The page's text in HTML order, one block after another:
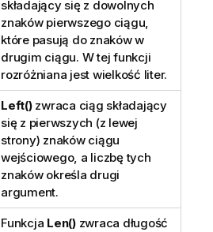
składający się z dowolnych
znaków pierwszego ciągu,
które pasują do znaków w
drugim ciągu. W tej funkcji
rozróżniana jest wielkość liter.
Left()zwraca ciąg składający
się z pierwszych (z lewej
strony) znaków ciągu
wejściowego, a liczbę tych
znaków określa drugi
argument.
Funkcja Len()zwraca długość